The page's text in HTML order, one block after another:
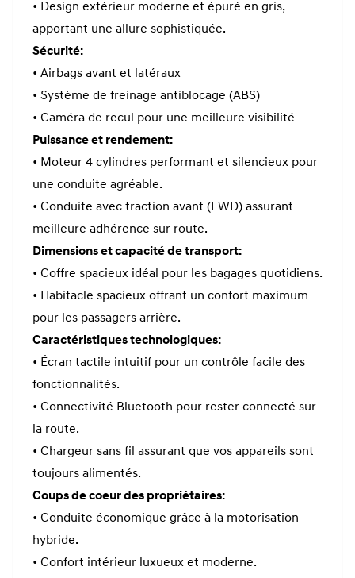
• Design extérieur moderne et épuré en gris,
apportant une allure sophistiquée.
Sécurité:
• Airbags avant et latéraux
• Système de freinage antiblocage (ABS)
• Caméra de recul pour une meilleure visibilité
Puissance et rendement:
• Moteur 4 cylindres performant et silencieux pour
une conduite agréable.
• Conduite avec traction avant (FWD) assurant
meilleure adhérence sur route.
Dimensions et capacité de transport:
• Coffre spacieux idéal pour les bagages quotidiens.
• Habitacle spacieux offrant un confort maximum
pour les passagers arrière.
Caractéristiques technologiques:
• Écran tactile intuitif pour un contrôle facile des
fonctionnalités.
• Connectivité Bluetooth pour rester connecté sur
la route.
• Chargeur sans fil assurant que vos appareils sont
toujours alimentés.
Coups de coeur des propriétaires:
• Conduite économique grâce à la motorisation
hybride.
• Confort intérieur luxueux et moderne.